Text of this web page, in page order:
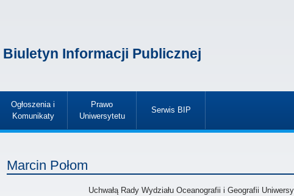
Biuletyn Informacji Publicznej
Ogłoszenia i
Komunikaty
»
Prawo
Uniwersytetu
»
Serwis BIP
»
Marcin Połom
Uchwałą Rady Wydziału Oceanografii i Geografii